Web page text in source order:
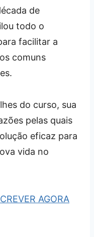
de
todo o
facilitar a
comuns
do curso, sua
pelas quais
eficaz para
vida no
AGORA